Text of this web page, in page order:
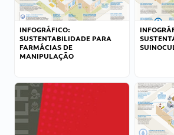
INFOGRÁFICO:
SUSTENTABILIDADE PARA
FARMÁCIAS DE
MANIPULAÇÃO